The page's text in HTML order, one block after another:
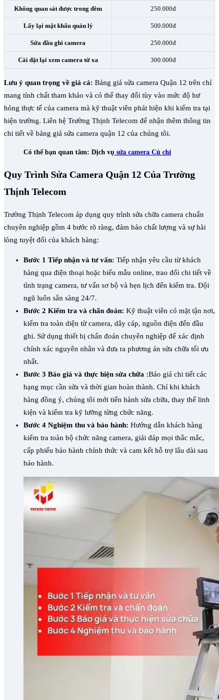
Không quan sát được trong đêm 250.000đ
Lấy lại mật khẩu quản lý 500.000đ
Sửa đầu ghi camera 250.000đ
Cài đặt lại xem camera từ xa 300.000đ
Lưu ý quan trọng về giá cả: Bảng giá sửa camera Quận 12 trên chỉ
mang tính chất tham khảo và có thể thay đổi tùy vào mức độ hư
hỏng thực tế của camera mà kỹ thuật viên phát hiện khi kiểm tra tại
hiện trường. Liên hệ Trường Thịnh Telecom để nhận thêm thông tin
chi tiết về bảng giá sửa camera quận 12 của chúng tôi.
Có thể bạn quan tâm: Dịch vụ sửa camera Củ chi
Quy Trình Sửa Camera Quận 12 Của Trường
Thịnh Telecom
Trường Thịnh Telecom áp dụng quy trình sửa chữa camera chuẩn
chuyên nghiệp gồm 4 bước rõ ràng, đảm bảo chất lượng và sự hài
lòng tuyệt đối của khách hàng:
Bước 1 Tiếp nhận và tư vấn: Tiếp nhận yêu cầu từ khách
hàng qua điện thoại hoặc biểu mẫu online, trao đổi chi tiết về
tình trạng camera, tư vấn sơ bộ và hẹn lịch đến kiểm tra. Đội
ngũ luôn sẵn sàng 24/7.
Bước 2 Kiểm tra và chẩn đoán: Kỹ thuật viên có mặt tận nơi,
kiểm tra toàn diện từ camera, dây cáp, nguồn điện đến đầu
ghi. Sử dụng thiết bị chẩn đoán chuyên nghiệp để xác định
chính xác nguyên nhân và đưa ra phương án sửa chữa tối ưu
nhất.
Bước 3 Báo giá và thực hiện sửa chữa :Báo giá chi tiết các
hạng mục cần sửa và thời gian hoàn thành. Chỉ khi khách
hàng đồng ý, chúng tôi mới tiến hành sửa chữa, thay thế linh
kiện và kiểm tra kỹ lưỡng từng chức năng.
Bước 4 Nghiệm thu và bảo hành: Hướng dẫn khách hàng
kiểm tra toàn bộ chức năng camera, giải đáp mọi thắc mắc,
cấp phiếu bảo hành chính thức và cam kết hỗ trợ lâu dài sau
bảo hành.